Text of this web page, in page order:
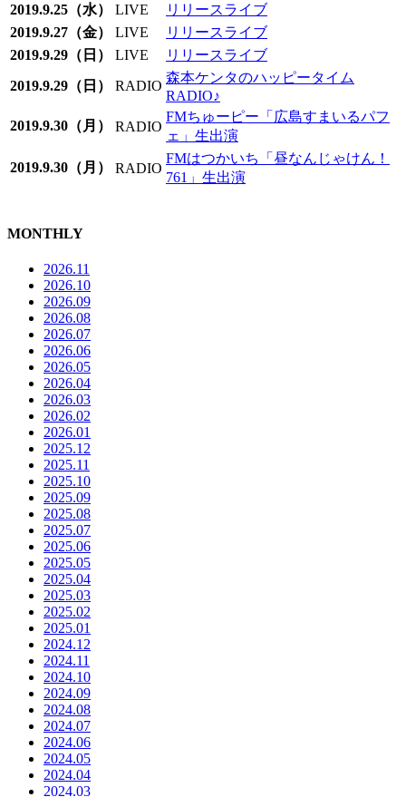
2019.9.25（水）
LIVE
リリースライブ
2019.9.27（金）
LIVE
リリースライブ
2019.9.29（日）
LIVE
リリースライブ
2019.9.29（日）
RADIO
森本ケンタのハッピータイム
RADIO♪
2019.9.30（月）
RADIO
FMちゅーピー「広島すまいるパフ
ェ」生出演
2019.9.30（月） RADIO
FMはつかいち「昼なんじゃけん！
761」生出演
MONTHLY
2026.11
2026.10
2026.09
2026.08
2026.07
2026.06
2026.05
2026.04
2026.03
2026.02
2026.01
2025.12
2025.11
2025.10
2025.09
2025.08
2025.07
2025.06
2025.05
2025.04
2025.03
2025.02
2025.01
2024.12
2024.11
2024.10
2024.09
2024.08
2024.07
2024.06
2024.05
2024.04
2024.03